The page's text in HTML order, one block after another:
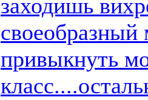
заходишь
своеобразный
привыкнуть